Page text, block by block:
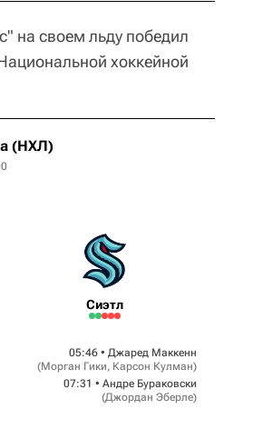
на своем льду победил
хоккейной
(НХЛ)
Сиэтл
05:46 • Джаред Маккенн
(Морган Гики, Карсон Кулман)
07:31 • Андре Бураковски
(Джордан Эберле)